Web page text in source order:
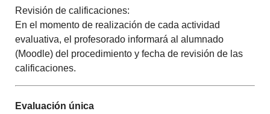
Revisión de calificaciones:
En el momento de realización de cada actividad
evaluativa, el profesorado informará al alumnado
(Moodle) del procedimiento y fecha de revisión de las
calificaciones.
Evaluación única